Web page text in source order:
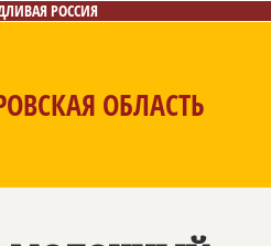
РОССИЯ
ОБЛАСТЬ